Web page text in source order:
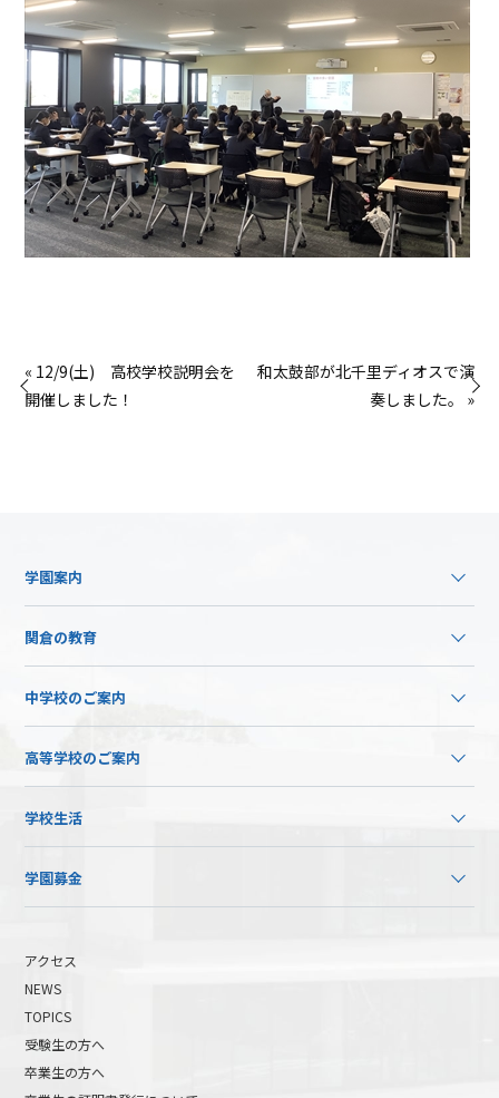
« 12/9(土) 高校学校説明会を
開催しました！
和太鼓部が北千里ディオスで演
奏しました。 »
学園案内
関倉の教育
中学校のご案内
高等学校のご案内
学校生活
学園募金
アクセス
NEWS
TOPICS
受験生の方へ
卒業生の方へ